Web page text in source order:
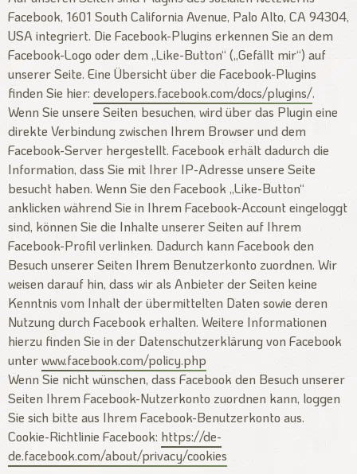
Facebook, 1601 South California Avenue, Palo Alto, CA 94304,
USA integriert. Die Facebook-Plugins erkennen Sie an dem
Facebook-Logo oder dem „Like-Button“ („Gefällt mir“) auf
unserer Seite. Eine Übersicht über die Facebook-Plugins
finden Sie hier: developers.facebook.com/docs/plugins/.
Wenn Sie unsere Seiten besuchen, wird über das Plugin eine
direkte Verbindung zwischen Ihrem Browser und dem
Facebook-Server hergestellt. Facebook erhält dadurch die
Information, dass Sie mit Ihrer IP-Adresse unsere Seite
besucht haben. Wenn Sie den Facebook „Like-Button“
anklicken während Sie in Ihrem Facebook-Account eingeloggt
sind, können Sie die Inhalte unserer Seiten auf Ihrem
Facebook-Profil verlinken. Dadurch kann Facebook den
Besuch unserer Seiten Ihrem Benutzerkonto zuordnen. Wir
weisen darauf hin, dass wir als Anbieter der Seiten keine
Kenntnis vom Inhalt der übermittelten Daten sowie deren
Nutzung durch Facebook erhalten. Weitere Informationen
hierzu finden Sie in der Datenschutzerklärung von Facebook
unterwww.facebook.com/policy.php
Wenn Sie nicht wünschen, dass Facebook den Besuch unserer
Seiten Ihrem Facebook-Nutzerkonto zuordnen kann, loggen
Sie sich bitte aus Ihrem Facebook-Benutzerkonto aus.
Cookie-Richtlinie Facebook: https://de-
de.facebook.com/about/privacy/cookies